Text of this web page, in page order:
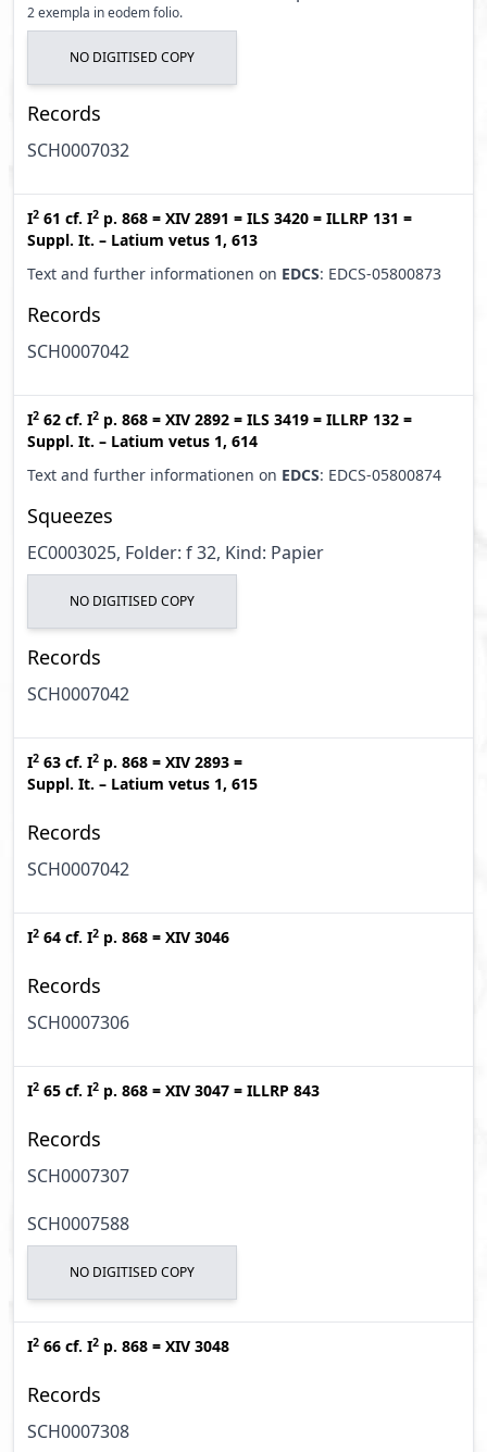
2 exempla in eodem folio.
NO DIGITISED COPY
Records
SCH0007032
I2 61 cf. I2 p. 868 = XIV 2891 = ILS 3420 = ILLRP 131 =
Suppl. It. – Latium vetus 1, 613
Text and further informationen on EDCS: EDCS-05800873
Records
SCH0007042
I2 62 cf. I2 p. 868 = XIV 2892 = ILS 3419 = ILLRP 132 =
Suppl. It. – Latium vetus 1, 614
Text and further informationen on EDCS: EDCS-05800874
Squeezes
EC0003025, Folder: f 32, Kind: Papier
NO DIGITISED COPY
Records
SCH0007042
I2 63 cf. I2 p. 868 = XIV 2893 =
Suppl. It. – Latium vetus 1, 615
Records
SCH0007042
I2 64 cf. I2 p. 868 = XIV 3046
Records
SCH0007306
I2 65 cf. I2 p. 868 = XIV 3047 = ILLRP 843
Records
SCH0007307
SCH0007588
NO DIGITISED COPY
I2 66 cf. I2 p. 868 = XIV 3048
Records
SCH0007308